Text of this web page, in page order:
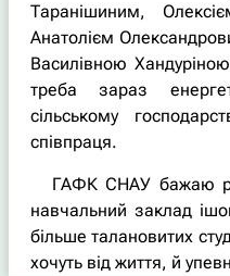
Таранішиним,
Анатолієм
Василівною
треба зараз
сільському
співпраця.
ГАФК СНАУ бажаю
навчальний заклад
більше талановитих
хочуть від життя, й